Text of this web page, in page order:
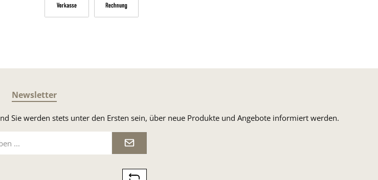
Newsletter
Sie werden stets unter den Ersten sein, über neue Produkte und Angebote informiert werden.